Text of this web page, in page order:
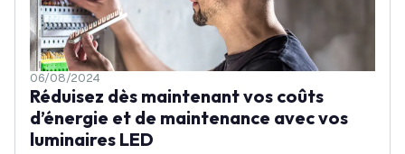
06/08/2024
Réduisez dès maintenant vos coûts
d’énergie et de maintenance avec vos
luminaires LED